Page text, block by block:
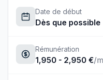
Date de début
Dès que possible
Rémunération
1,950 - 2,950 €/